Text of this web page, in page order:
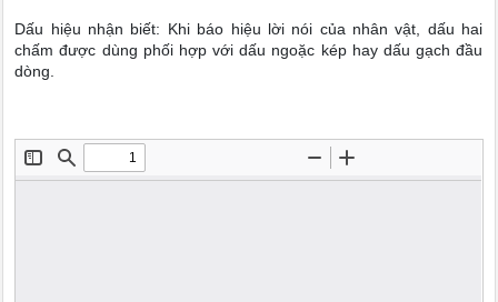
Dấu hiệu nhận biết: Khi báo hiệu lời nói của nhân vật, dấu hai
chấm được dùng phối hợp với dấu ngoặc kép hay dấu gạch đầu
dòng.